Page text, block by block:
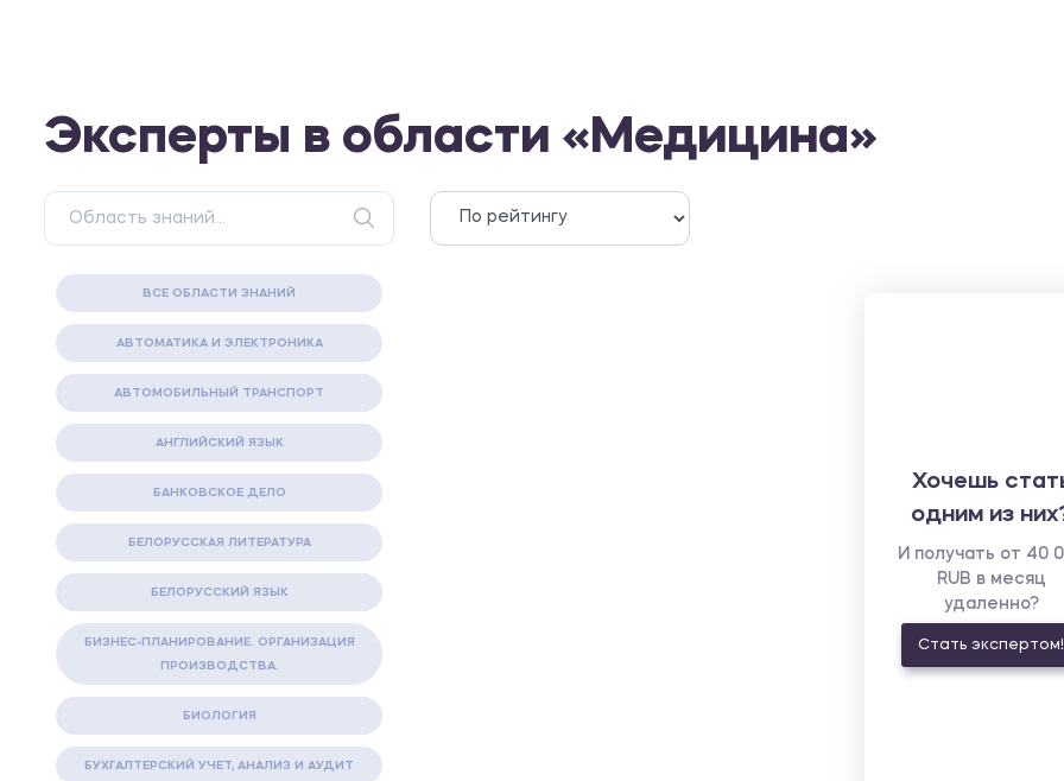
Эксперты в области «Медицина»
ВСЕ ОБЛАСТИ ЗНАНИЙ
АВТОМАТИКА И ЭЛЕКТРОНИКА
АВТОМОБИЛЬНЫЙ ТРАНСПОРТ
АНГЛИЙСКИЙ ЯЗЫК
БАНКОВСКОЕ ДЕЛО
БЕЛОРУССКАЯ ЛИТЕРАТУРА
БЕЛОРУССКИЙ ЯЗЫК
БИЗНЕС-ПЛАНИРОВАНИЕ. ОРГАНИЗАЦИЯ
ПРОИЗВОДСТВА.
БИОЛОГИЯ
БУХГАЛТЕРСКИЙ УЧЕТ, АНАЛИЗ И АУДИТ
Хочешь
одним из
И получать от 40
RUB в месяц
удаленно?
Стать экспертом!